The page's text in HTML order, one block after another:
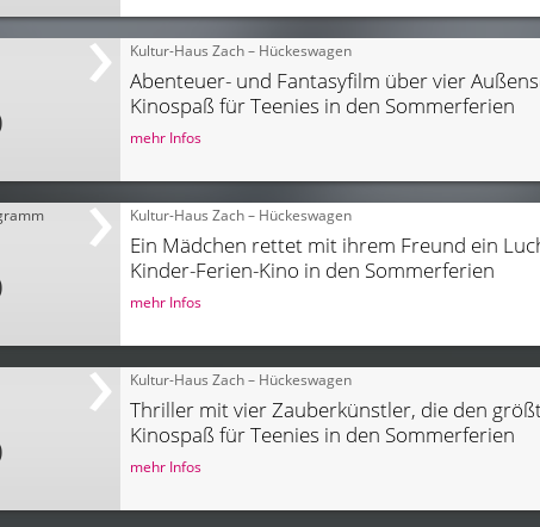
Kultur-Haus Zach – Hückeswagen
Abenteuer- und Fantasyfilm über vier
Kinospaß für Teenies in den Sommerferien
mehr Infos
Kultur-Haus Zach – Hückeswagen
Ein Mädchen rettet mit ihrem Freund ein
Kinder-Ferien-Kino in den Sommerferien
mehr Infos
Kultur-Haus Zach – Hückeswagen
Thriller mit vier Zauberkünstler, die den
Kinospaß für Teenies in den Sommerferien
mehr Infos